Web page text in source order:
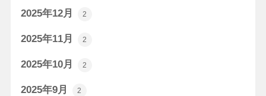
2025年12月 2
2025年11月 2
2025年10月 2
2025年9月 2